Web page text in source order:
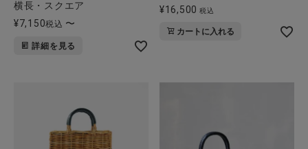
ショップリスト
横長・スクエア
¥7,150税込 〜
詳細を見る
¥16,500 税込
カートに入れる